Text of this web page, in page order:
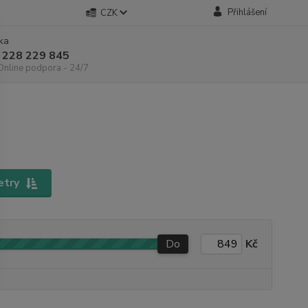
CZK Přihlášení
228 229 845
Online podpora - 24/7
Do Kč